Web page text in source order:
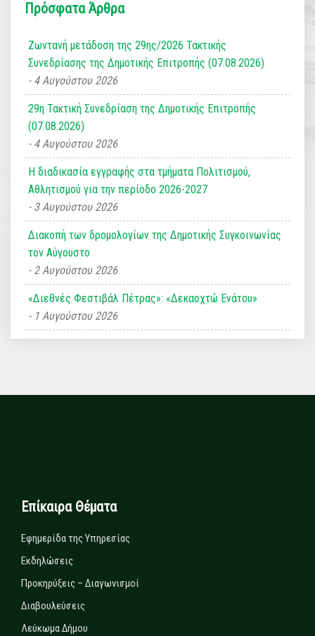
Πρόσφατα Άρθρα
Ζωντανή μετάδοση της 29ης/2026 Τακτικής
Συνεδρίασης της Δημοτικής Επιτροπής (07.08.2026)
4 Αυγούστου 2026
29η Τακτική Συνεδρίαση της Δημοτικής Επιτροπής
(07.08.2026)
4 Αυγούστου 2026
Η διαδικασία εγγραφής στα τμήματα Πολιτισμού,
Αθλητισμού για την περίοδο 2026-2027
3 Αυγούστου 2026
Διακοπή των δρομολογίων της Δημοτικής Συγκοινωνίας
τον Αύγουστο
2 Αυγούστου 2026
«Διεθνές Φεστιβάλ Πέτρας»: «Δεκαοχτώ Ενάτου»
1 Αυγούστου 2026
Επίκαιρα Θέματα
Εφημερίδα της Υπηρεσίας
Εκδηλώσεις
Προκηρύξεις – Διαγωνισμοί
Διαβουλεύσεις
Λεύκωμα Δήμου